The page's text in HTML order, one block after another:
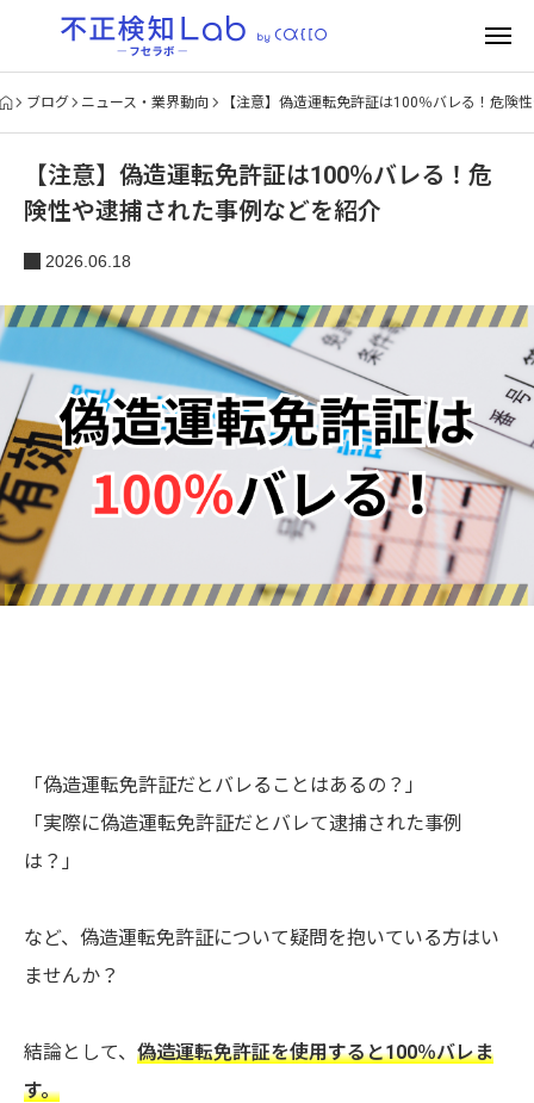
ブログ ニュース・業界動向 【注意】偽造運転免許証は100％バレる！危険
【注意】偽造運転免許証は100％バレる！危
険性や逮捕された事例などを紹介
2026.06.18
「偽造運転免許証だとバレることはあるの？」
「実際に偽造運転免許証だとバレて逮捕された事例
は？」
など、偽造運転免許証について疑問を抱いている方はい
ませんか？
結論として、 偽造運転免許証を使用すると100％バレま
す。